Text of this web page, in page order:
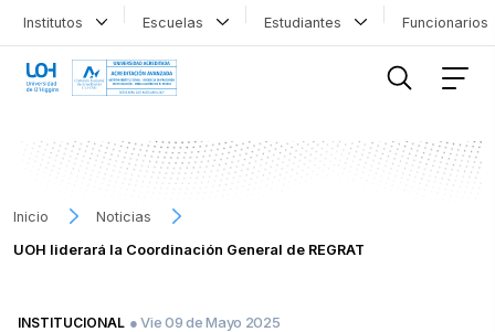
Institutos Escuelas Estudiantes
Inicio
Noticias
UOH liderará la Coordinación General de REGRAT
INSTITUCIONAL ● Vie 09 de Mayo 2025